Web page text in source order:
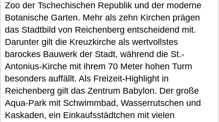
Zoo der Tschechischen Republik und der moderne
Botanische Garten. Mehr als zehn Kirchen prägen
das Stadtbild von Reichenberg entscheidend mit.
Darunter gilt die Kreuzkirche als wertvollstes
barockes Bauwerk der Stadt, während die St.-
Antonius-Kirche mit ihrem 70 Meter hohen Turm
besonders auffällt. Als Freizeit-Highlight in
Reichenberg gilt das Zentrum Babylon. Der große
Aqua-Park mit Schwimmbad, Wasserrutschen und
Kaskaden, ein Einkaufsstädtchen mit vielen